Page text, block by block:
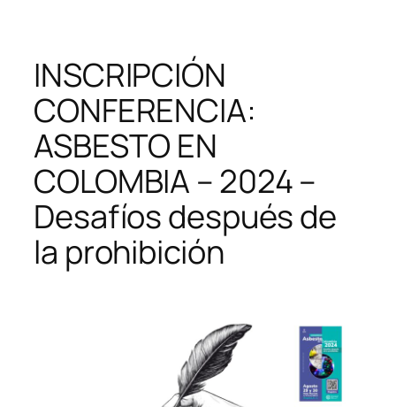
INSCRIPCIÓN
CONFERENCIA:
ASBESTO EN
COLOMBIA – 2024 –
Desafíos después de
la prohibición